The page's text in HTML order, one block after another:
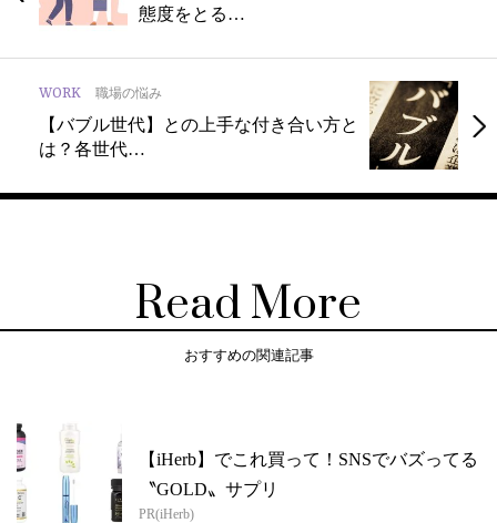
態度をとる…
WORK 職場の悩み
【バブル世代】との上手な付き合い方と
は？各世代…
Read More
おすすめの関連記事
【iHerb】でこれ買って！SNSでバズってる
〝GOLD〟サプリ
PR(iHerb)